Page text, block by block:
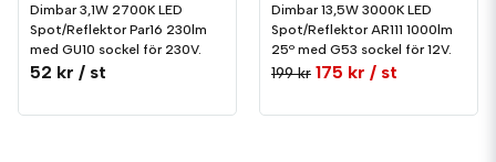
Dimbar 3,1W 2700K LED
Spot/Reflektor Par16 230lm
med GU10 sockel för 230V.
52 kr / st
Dimbar 13,5W 3000K LED
Spot/Reflektor AR111 1000lm
25º med G53 sockel för 12V.
199 kr 175 kr / st